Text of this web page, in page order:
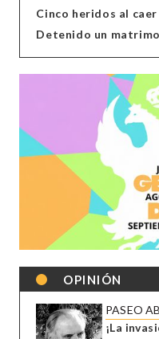
OPINIÓN
PASEO
¡La